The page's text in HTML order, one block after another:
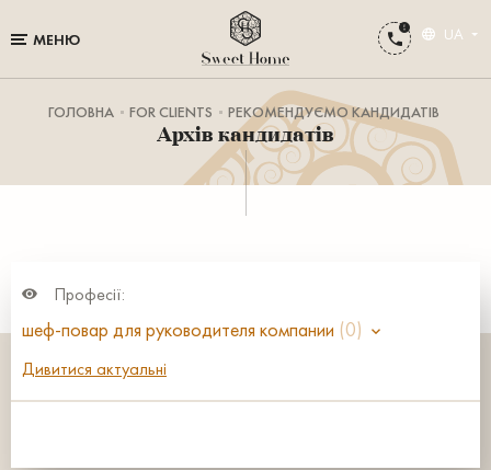
МЕНЮ UA
ГОЛОВНА FOR CLIENTS РЕКОМЕНДУЄМО КАНДИДАТІВ
Архів кандидатів
Професії:
шеф-повар для руководителя компании (0)
Дивитися актуальні